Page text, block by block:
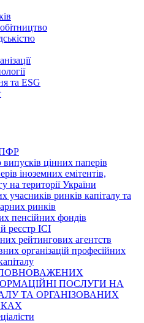
та ESG
цінних паперів
іноземних емітентів,
на території України
учасників ринків капіталу та
ринків
пенсійних фондів
реєстр ІСІ
рейтингових агентств
організацій професійних
ПОСЛУГИ НА
ТА ОРГАНІЗОВАНИХ